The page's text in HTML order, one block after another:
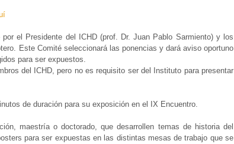
el Presidente del ICHD (prof. Dr. Juan Pablo Sarmiento) y los
Este Comité seleccionará las ponencias y dará aviso oportuno
para ser expuestos.
del ICHD, pero no es requisito ser del Instituto para presentar
de duración para su exposición en el IX Encuentro.
maestría o doctorado, que desarrollen temas de historia del
para ser expuestas en las distintas mesas de trabajo que se